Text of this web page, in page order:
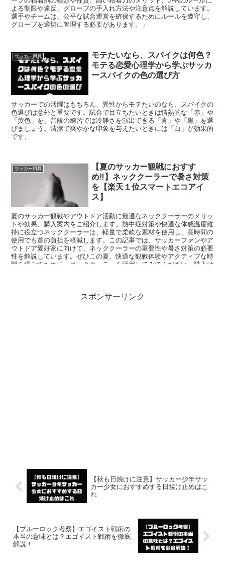
よる制限や違反、グローブの手入れ方法や注意点を解説しています。
選手やチームは、公平な試合運営を確保するためにルールを遵守し、
グローブを適切に管理する必要があります。」
サッカー用具
モテたいなら、スパイクは何色？
モテる恋愛心理学から学ぶサッカ
ースパイクの色の選び方
サッカーでの活躍はもちろん、異性からモテたいのなら、スパイクの
色選びは意外と重要です。試合で目立ちたいときは情熱的な「赤」や
「黄色」を、普段の練習では冷静さを演出できる「青」や「黒」を選
びましょう。清潔で爽やかな印象を与えたいときには「白」が効果的
です。
サッカー用具
【夏のサッカー観戦におすす
め‼】ネッククーラーで暑さ対策
を【楽天１位スマートエコアイ
ス】
夏のサッカー観戦やアウトドア活動に最適なネッククーラーのメリッ
トや効果、購入案内をご紹介します。熱中症対策や快適な体感温度維
持に役立つネッククーラーは、軽量で柔軟な素材を使用し、長時間の
使用でも首の負担を軽減します。この記事では、サッカーファンやア
ウトドア愛好家に向けて、ネッククーラーの重要性や暑さ対策の必要
性を解説しています。ぜひこの夏、快適な観戦体験やアクティブな時
間を過ごすために、ネッククーラーを活用してみてください。購入は
スポンサーリンク
【秋も日焼けに注意】サッカー少年サッ
カー少女におすすめする日焼け止めはこ
れ
【ブルーロック考察】エゴイスト戦術の
本当の意味とは？エゴイスト戦術を徹底
解説！